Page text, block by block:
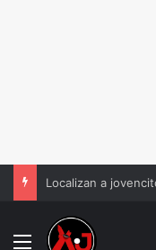
Localizan a
Menu